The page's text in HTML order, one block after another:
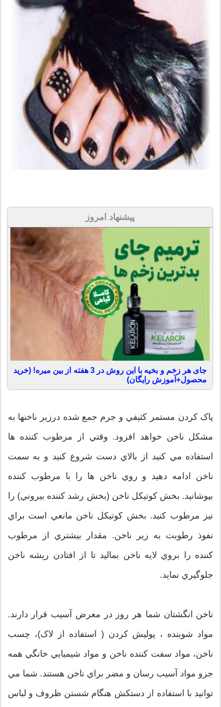
پیشنهاد امروز
جای هر زخم و بخیه با این روش در 3 هفته از بین میره! (خرید
محصول+آموزش رایگان)
پاک کردن مستمر کثيفي و جرم جمع شده درزير ناخنها به
مشکل ناخن خواهد افزود. وقتي از مرطوب کننده ها
استفاده مي کنيد از بالاي دست شروع کنيد و به سمت
ناخن ادامه دهيد و روي ناخن ها را با مرطوب کننده
بپوشانيد. بخش کوتيکل ناخن (بخش رشد کننده بيروني) را
نيز مرطوب کنيد. بخش کوتيکل ناخن مانعي است براي
نفوذ رطوبت به زير ناخن. مقدار بيشتري از مرطوب
کننده را بروي لايه ناخن بماليد تا از افتادن ريشه ناخن
جلوگيري نمايد.
ناخن انگشتان شما هر روز در معرض آسيب قرار دارند.
مواد شوينده ، پوليش کردن ( استفاده از لاک)، چسب
ناخن، مواد سفت کننده ناخن و مواد شيميايي خانگي همه
جزو مواد آسيب رسان و مضر براي ناخن هستند. شما مي
توانيد با استفاده از دستکش هنگام شستن ظروف و لباس